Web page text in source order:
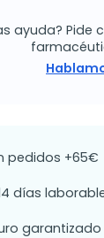
ayuda? Pide
pedidos +65€
días
garantizado